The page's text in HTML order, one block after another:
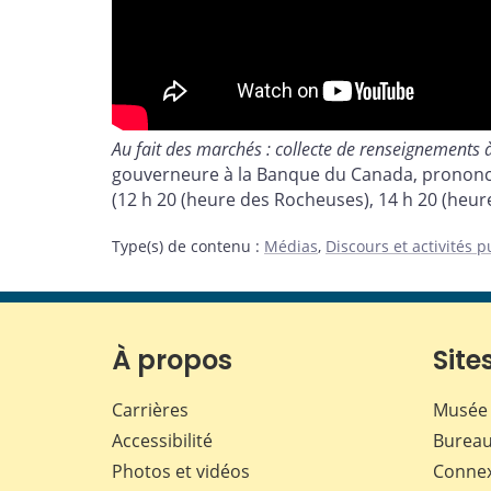
Au fait des marchés : collecte de
gouverneure à la Banque du Canada,
(12 h 20 (heure des Rocheuses), 14 h 20
Type(s) de contenu : Médias, Discours et activités
À propos
Carrières
Accessibilité
Photos et vidéos